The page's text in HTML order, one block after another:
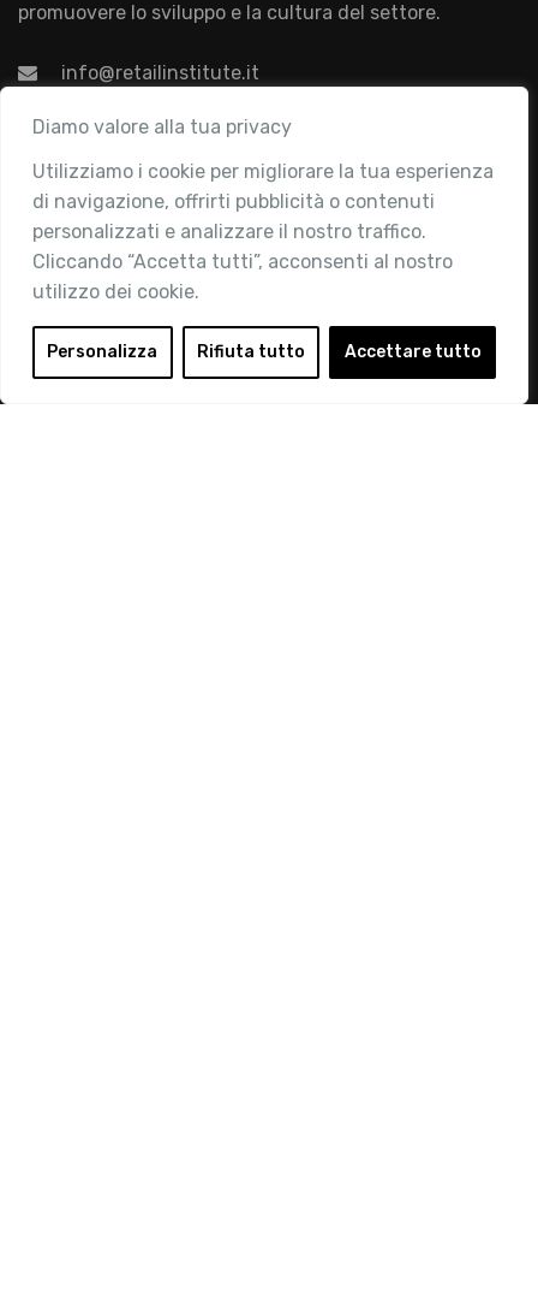
Diamo valore alla tua privacy
Utilizziamo i cookie per migliorare la tua esperienza
di navigazione, offrirti pubblicità o contenuti
personalizzati e analizzare il nostro traffico.
Cliccando “Accetta tutti”, acconsenti al nostro
utilizzo dei cookie.
Personalizza Rifiuta tutto Accettare tutto
promuovere lo sviluppo e la cultura del settore.
info@retailinstitute.it
Associazione
Chi siamo
Attività
Contatti
Area Riservata
Login
Diventa Socio